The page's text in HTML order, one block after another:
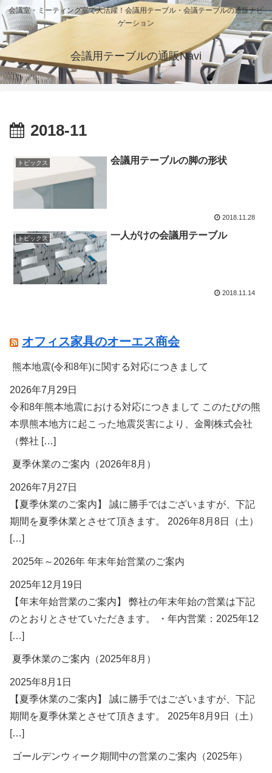
会議室・ミーティング室で大活躍！会議用テーブル・会議テーブルの通販ナビ
ゲーション
会議用テーブルの通販Navi
2018-11
トピックス 会議用テーブルの脚の形状
2018.11.28
トピックス 一人がけの会議用テーブル
2018.11.14
オフィス家具のオーエス商会
熊本地震(令和8年)に関する対応につきまして
2026年7月29日
令和8年熊本地震における対応につきまして このたびの熊
本県熊本地方に起こった地震災害により、金剛株式会社
（弊社 […]
夏季休業のご案内（2026年8月）
2026年7月27日
【夏季休業のご案内】 誠に勝手ではございますが、下記
期間を夏季休業とさせて頂きます。 2026年8月8日（土）
[…]
2025年～2026年 年末年始営業のご案内
2025年12月19日
【年末年始営業のご案内】 弊社の年末年始の営業は下記
のとおりとさせていただきます。 ・年内営業：2025年12
[…]
夏季休業のご案内（2025年8月）
2025年8月1日
【夏季休業のご案内】 誠に勝手ではございますが、下記
期間を夏季休業とさせて頂きます。 2025年8月9日（土）
[…]
ゴールデンウィーク期間中の営業のご案内（2025年）